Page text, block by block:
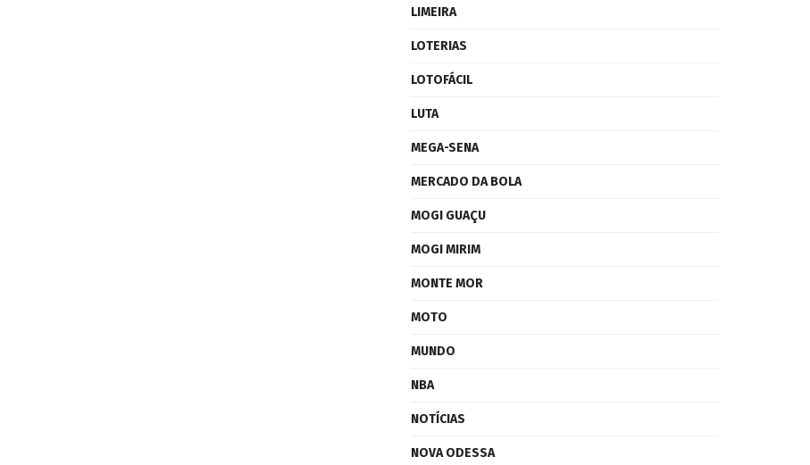
LIMEIRA
LOTERIAS
LOTOFÁCIL
LUTA
MEGA-SENA
MERCADO DA BOLA
MOGI GUAÇU
MOGI MIRIM
MONTE MOR
MOTO
MUNDO
NBA
NOTÍCIAS
NOVA ODESSA